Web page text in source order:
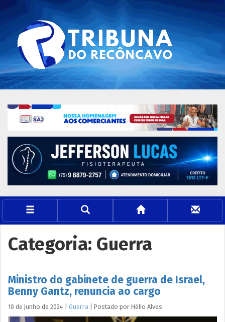
Categoria: Guerra
Ministro do gabinete de guerra de Israel,
Benny Gantz, renuncia ao cargo
10 de junho de 2024 Guerra Postado por Hélio Alves